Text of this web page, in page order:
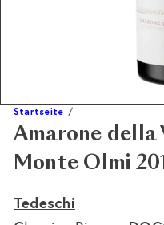
Startseite
Amarone della
Monte Olmi
Tedeschi